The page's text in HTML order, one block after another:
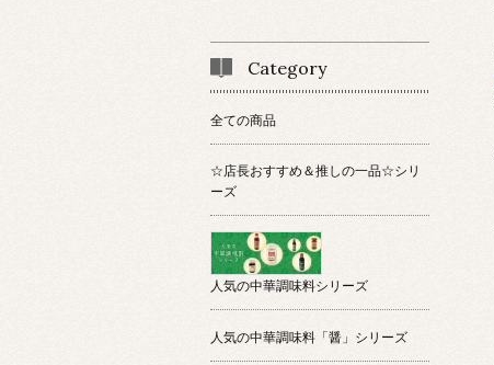
Category
全ての商品
☆店長おすすめ＆推しの一品☆シリ
ーズ
人気の中華調味料シリーズ
人気の中華調味料「醤」シリーズ